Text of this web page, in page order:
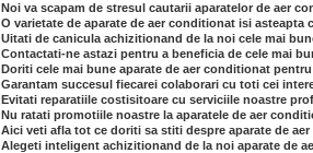
Noi va scapam de stresul cautarii aparatelor de aer
O varietate de aparate de aer conditionat isi
Uitati de canicula achizitionand de la noi cele mai
Contactati-ne astazi pentru a beneficia de cele mai
Doriti cele mai bune aparate de aer conditionat
Garantam succesul fiecarei colaborari cu toti cei
Evitati reparatiile costisitoare cu serviciile noastre
Nu ratati promotiile noastre la aparatele de aer
Aici veti afla tot ce doriti sa stiti despre aparate de
Alegeti inteligent achizitionand de la noi aparate de